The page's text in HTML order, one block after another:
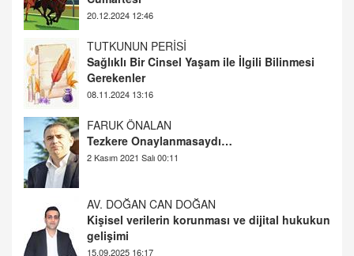
08.11.2024 13:16
FARUK ÖNALAN
Tezkere Onaylanmasaydı…
2 Kasım 2021 Salı 00:11
AV. DOĞAN CAN DOĞAN
Kişisel verilerin korunması ve dijital hukukun
gelişimi
SEHER EREK
Kış Ayları Geldi, Hangi Önlemler Alınmalı?
9.12.2025 10:11